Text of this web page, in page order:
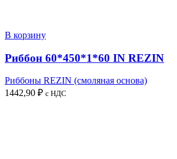
В корзину
Риббон 60*450*1*60 IN REZIN
Риббоны REZIN (смоляная основа)
1442,90 ₽ с НДС